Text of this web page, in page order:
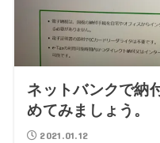
ネットバンクで納
めてみましょう。
2021.01.12